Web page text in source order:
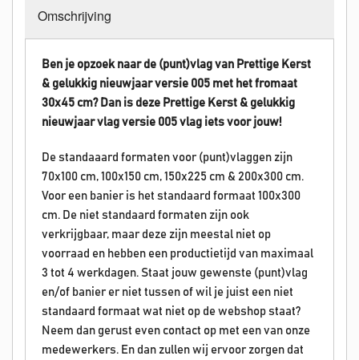
Omschrijving
Ben je opzoek naar de (punt)vlag van Prettige Kerst
& gelukkig nieuwjaar versie 005 met het fromaat
30x45 cm? Dan is deze Prettige Kerst & gelukkig
nieuwjaarvlag versie 005 vlag iets voor jouw!
De standaaard formaten voor (punt)vlaggen zijn
70x100 cm, 100x150 cm, 150x225 cm & 200x300 cm.
Voor een banier is het standaard formaat 100x300
cm. De niet standaard formaten zijn ook
verkrijgbaar, maar deze zijn meestal niet op
voorraad en hebben een productietijd van maximaal
3 tot 4 werkdagen. Staat jouw gewenste (punt)vlag
en/of banier er niet tussen of wil je juist een niet
standaard formaat wat niet op de webshop staat?
Neem dan gerust even contact op met een van onze
medewerkers. En dan zullen wij ervoor zorgen dat